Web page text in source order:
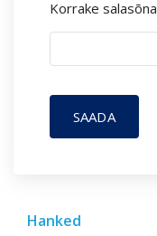
Hanked
Korrake salasõna
SAADA